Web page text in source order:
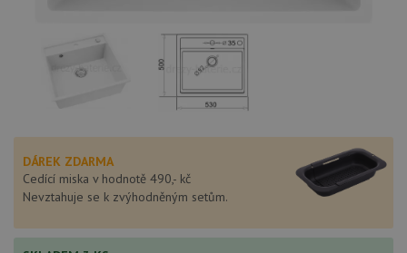
DÁREK ZDARMA
Cedící miska v hodnotě 490,- kč
Nevztahuje se k zvýhodněným setům.